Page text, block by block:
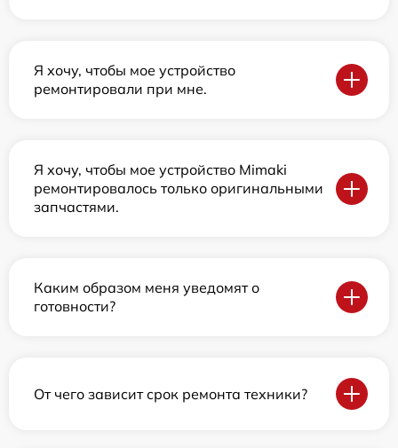
Я хочу, чтобы мое устройство
ремонтировали при мне.
Я хочу, чтобы мое устройство Mimaki
ремонтировалось только оригинальными
запчастями.
Каким образом меня уведомят о
готовности?
От чего зависит срок ремонта техники?